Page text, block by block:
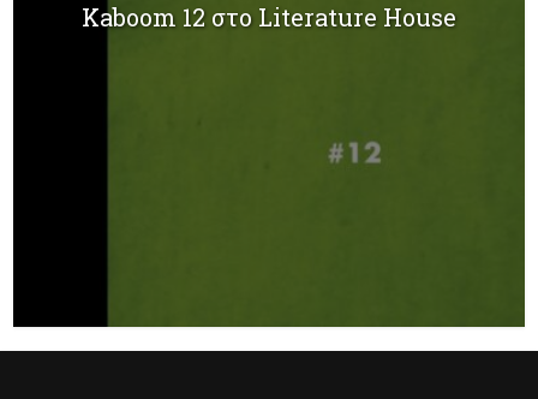
Kaboom 12 στο Literature House